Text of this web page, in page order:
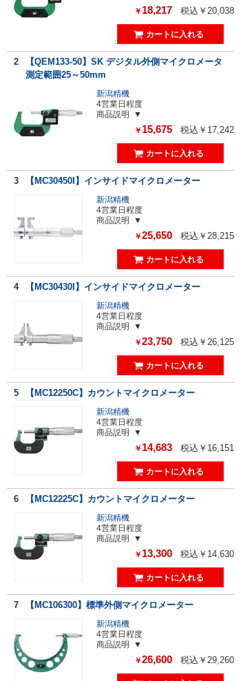
￥ 18,217 税込￥20,038
2
【QEM133-50】SK デジタル外側マイクロメータ
測定範囲25～50mm
新潟精機
4営業日程度
商品説明
￥ 15,675 税込￥17,242
3 【MC30450I】インサイドマイクロメーター
新潟精機
4営業日程度
商品説明
￥25,650 税込￥28,215
4 【MC30430I】インサイドマイクロメーター
新潟精機
4営業日程度
商品説明
￥23,750 税込￥26,125
5 【MC12250C】カウントマイクロメーター
新潟精機
4営業日程度
商品説明
￥ 14,683 税込￥16,151
6 【MC12225C】カウントマイクロメーター
新潟精機
4営業日程度
商品説明
￥ 13,300 税込￥14,630
7 【MC106300】標準外側マイクロメーター
新潟精機
4営業日程度
商品説明
￥26,600 税込￥29,260